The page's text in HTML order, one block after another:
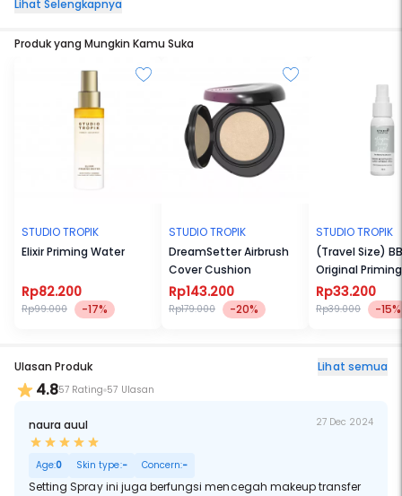
BPOM approved
Vegan Friendly
#StudioTropik #SkincareForMakeupLovers #Skincare
Lihat Selengkapnya
Produk yang Mungkin Kamu Suka
STUDIO TROPIK
Elixir Priming Water
Rp82.200
Rp99.000 -17%
STUDIO TROPIK
DreamSetter Airbrush
Cover Cushion
Rp143.200
Rp179.000 -20%
STUDIO TROPIK
(Travel Size)
Original
30ml
Rp33.200
Rp39.000 -15%
Ulasan Produk Lihat semua
4.857 Rating 57 Ulasan
naura auul 27 Dec 2024
Age:0 Skin type:- Concern:-
Setting Spray ini juga berfungsi mencegah makeup transfer